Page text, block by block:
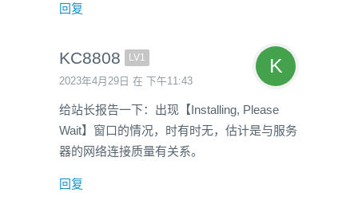
回复
KC8808 LV1
2023年4月29日 在 下午11:43
给站长报告一下：出现【Installing, Please
Wait】窗口的情况，时有时无，估计是与服务
器的网络连接质量有关系。
回复